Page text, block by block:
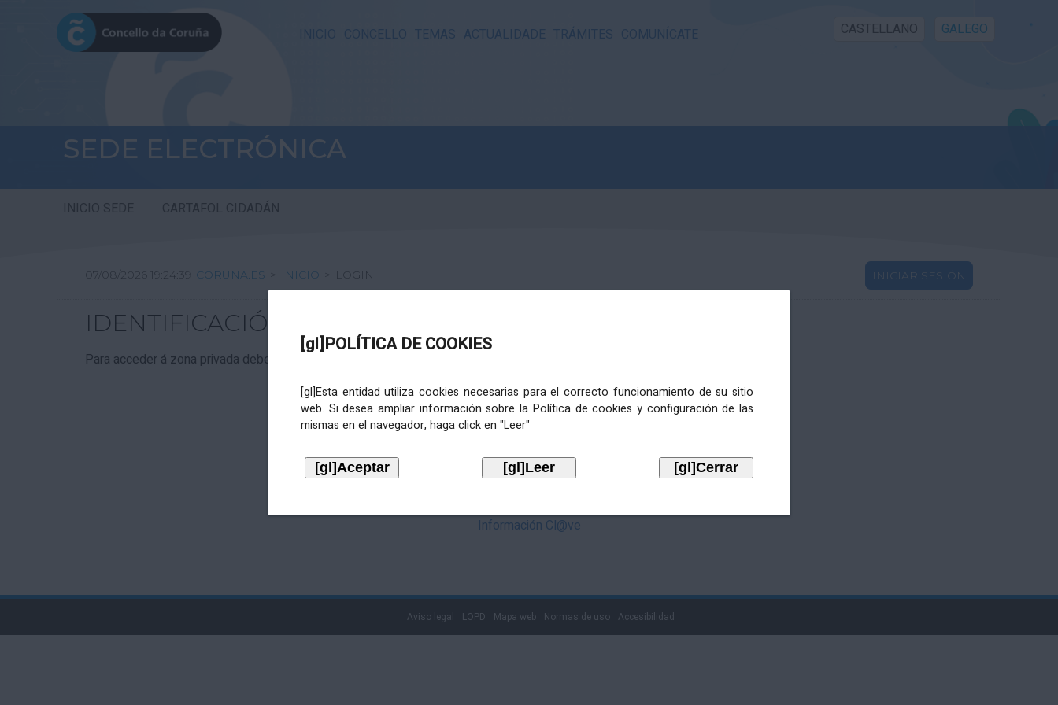
INICIO CONCELLO TEMAS ACTUALIDADE TRÁMITES COMUNÍCATE CASTELLANO GALEGO
SEDE ELECTRÓNICA
INICIO SEDE CARTAFOL CIDADÁN
[gl]POLÍTICA DE COOKIES
[gl]Esta entidad utiliza cookies necesarias para el correcto funcionamiento de su sitio
web. Si desea ampliar información sobre la Política de cookies y configuración de las
mismas en el navegador, haga click en "Leer"
07/08/2026 19:24:39 CORUNA.ES > INICIO > LOGIN INICIAR SESIÓN
IDENTIFICACIÓN
Para acceder á zona privada debe identificarse mediante Cl@ve. Pulse no logotipo
Información Cl@ve
Aviso legal LOPD Mapa web Normas de uso Accesibilidad